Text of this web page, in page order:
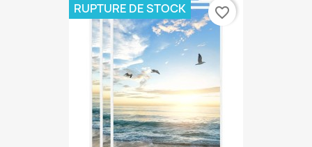
RUPTURE DE STOCK favorite_border